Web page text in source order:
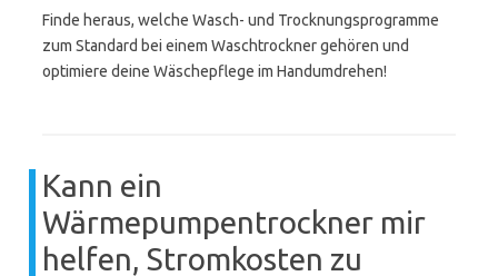
Finde heraus, welche Wasch- und Trocknungsprogramme
zum Standard bei einem Waschtrockner gehören und
optimiere deine Wäschepflege im Handumdrehen!
Kann ein
Wärmepumpentrockner mir
helfen, Stromkosten zu